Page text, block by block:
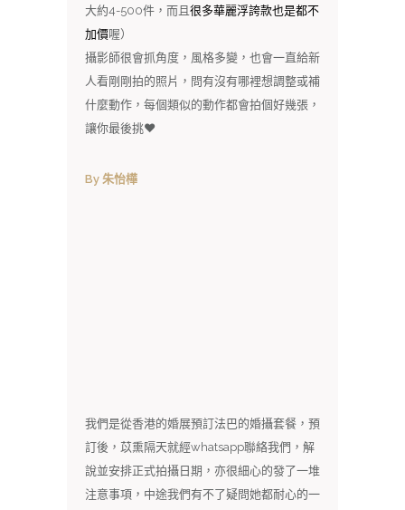
大約4-500件，而且 很多華麗浮誇款也是都不
加價喔）
攝影師很會抓角度，風格多變，也會一直給新
人看剛剛拍的照片，問有沒有哪裡想調整或補
什麼動作，每個類似的動作都會拍個好幾張，
讓你最後挑❤️
By 朱怡樺
我們是從香港的婚展預訂法巴的婚攝套餐，預
訂後，苡熏隔天就經whatsapp聯絡我們，解
說並安排正式拍攝日期，亦很細心的發了一堆
注意事項，中途我們有不了疑問她都耐心的一